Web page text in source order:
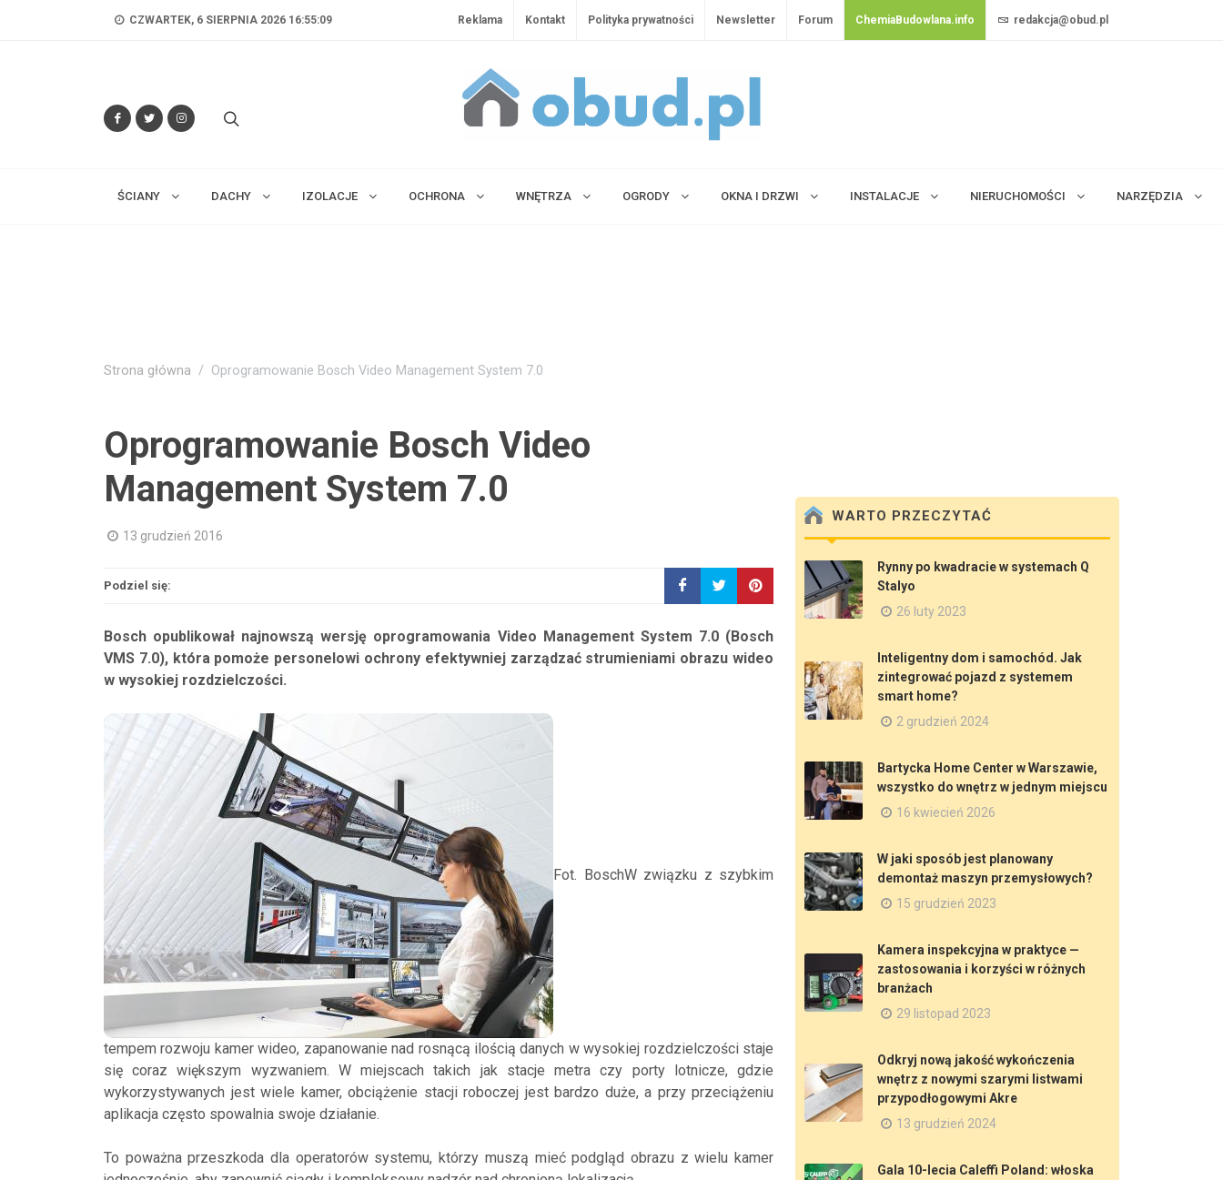
CZWARTEK, 6 SIERPNIA 2026 16:55:10 Reklama Kontakt Polityka prywatności Newsletter Forum ChemiaBudowlana.info redakcja@obud.pl
ŚCIANY DACHY IZOLACJE OCHRONA WNĘTRZA OGRODY OKNA I DRZWI INSTALACJE NIERUCHOMOŚCI NARZĘDZIA
Strona główna Oprogramowanie Bosch Video Management System 7.0
Oprogramowanie Bosch Video
Management System 7.0
13 grudzień 2016
Podziel się:
Bosch opublikował najnowszą wersję oprogramowania Video Management System 7.0 (Bosch
VMS 7.0), która pomoże personelowi ochrony efektywniej zarządzać strumieniami obrazu wideo
w wysokiej rozdzielczości.
Fot. BoschW związku z szybkim
tempem rozwoju kamer wideo, zapanowanie nad rosnącą ilością danych w wysokiej rozdzielczości staje
się coraz większym wyzwaniem. W miejscach takich jak stacje metra czy porty lotnicze, gdzie
wykorzystywanych jest wiele kamer, obciążenie stacji roboczej jest bardzo duże, a przy przeciążeniu
aplikacja często spowalnia swoje działanie.
To poważna przeszkoda dla operatorów systemu, którzy muszą mieć podgląd obrazu z wielu kamer
WARTO PRZECZYTAĆ
Rynny po kwadracie w systemach Q
Stalyo
26 luty 2023
Inteligentny dom i samochód. Jak
zintegrować pojazd z systemem
smart home?
2 grudzień 2024
Bartycka Home Center w Warszawie,
wszystko do wnętrz w jednym miejscu
16 kwiecień 2026
W jaki sposób jest planowany
demontaż maszyn przemysłowych?
15 grudzień 2023
Kamera inspekcyjna w praktyce —
zastosowania i korzyści w różnych
branżach
29 listopad 2023
Odkryj nową jakość wykończenia
wnętrz z nowymi szarymi listwami
przypodłogowymi Akre
13 grudzień 2024
Gala 10-lecia Caleffi Poland: włoska